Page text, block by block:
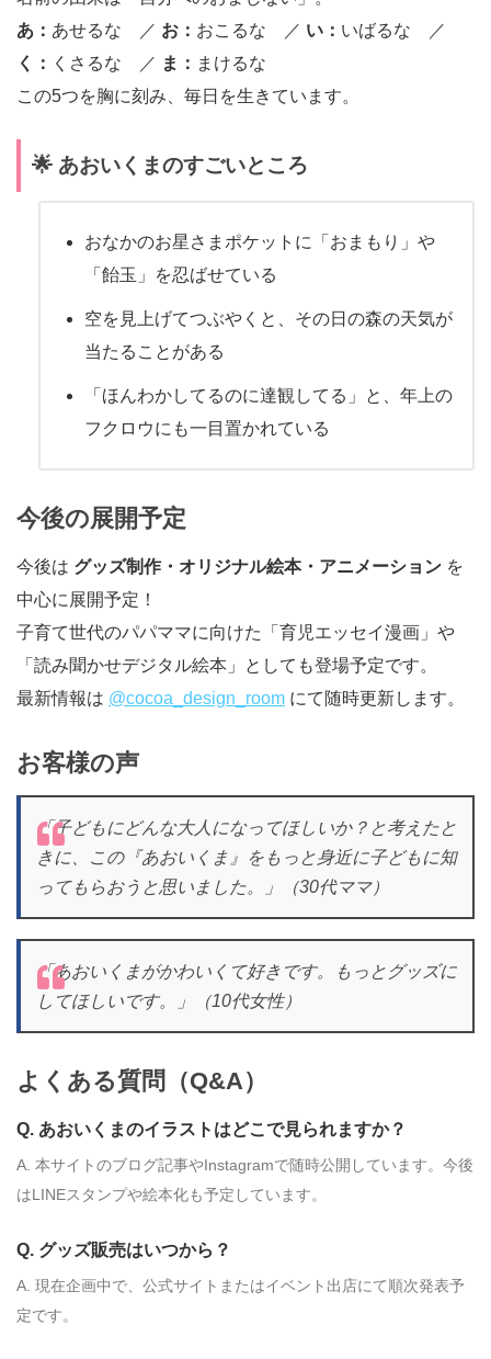
あ： あせるな ／ お： おこるな ／ い： いばるな ／
く： くさるな ／ ま： まけるな
この5つを胸に刻み、毎日を生きています。
🌟 あおいくまのすごいところ
おなかのお星さまポケットに「おまもり」や
「飴玉」を忍ばせている
空を見上げてつぶやくと、その日の森の天気が
当たることがある
「ほんわかしてるのに達観してる」と、年上の
フクロウにも一目置かれている
今後の展開予定
今後は グッズ制作・オリジナル絵本・アニメーション を
中心に展開予定！
子育て世代のパパママに向けた「育児エッセイ漫画」や
「読み聞かせデジタル絵本」としても登場予定です。
最新情報は @cocoa_design_room にて随時更新します。
お客様の声
「子どもにどんな大人になってほしいか？と考えたと
きに、この『あおいくま』をもっと身近に子どもに知
ってもらおうと思いました。」（30代ママ）
「あおいくまがかわいくて好きです。もっとグッズに
してほしいです。」（10代女性）
よくある質問（Q&A）
Q. あおいくまのイラストはどこで見られますか？
A. 本サイトのブログ記事やInstagramで随時公開しています。今後
はLINEスタンプや絵本化も予定しています。
Q. グッズ販売はいつから？
A. 現在企画中で、公式サイトまたはイベント出店にて順次発表予
定です。